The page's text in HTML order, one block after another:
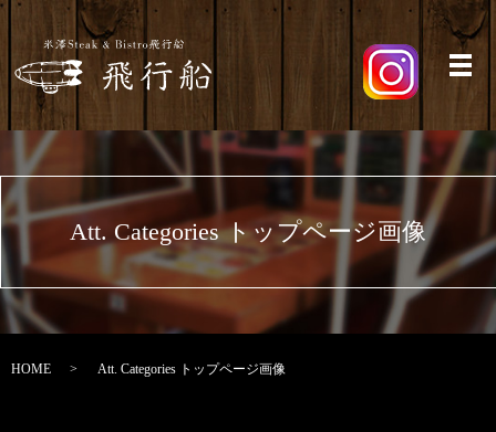
メ
Att. Categories トップページ画像
HOME Att. Categories トップページ画像